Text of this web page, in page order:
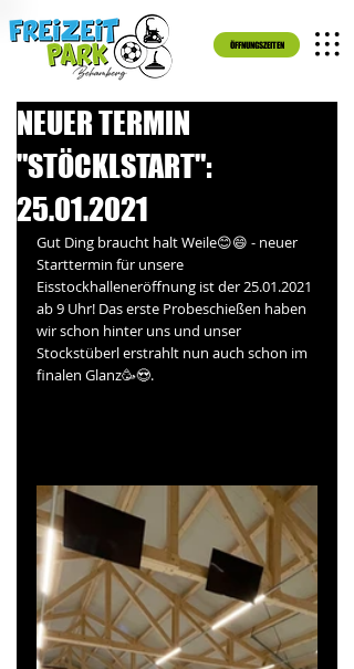
ÖFFNUNGSZEITEN
NEUER TERMIN
"STÖCKLSTART":
25.01.2021
Gut Ding braucht halt Weile😊😄 - neuer
Starttermin für unsere
Eisstockhalleneröffnung ist der 25.01.2021
ab 9 Uhr! Das erste Probeschießen haben
wir schon hinter uns und unser
Stockstüberl erstrahlt nun auch schon im
finalen Glanz🥳😍.